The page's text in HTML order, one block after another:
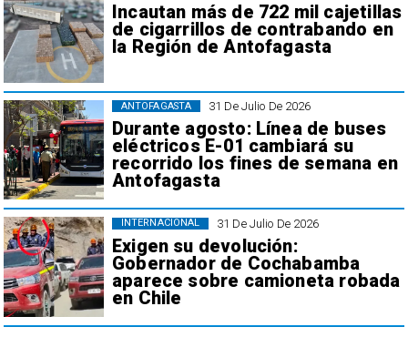
Incautan más de 722 mil cajetillas
de cigarrillos de contrabando en
la Región de Antofagasta
31 De Julio De 2026
Durante agosto: Línea de buses
eléctricos E-01 cambiará su
recorrido los fines de semana en
Antofagasta
ANTOFAGASTA
31 De Julio De 2026
Exigen su devolución:
Gobernador de Cochabamba
aparece sobre camioneta robada
en Chile
INTERNACIONAL